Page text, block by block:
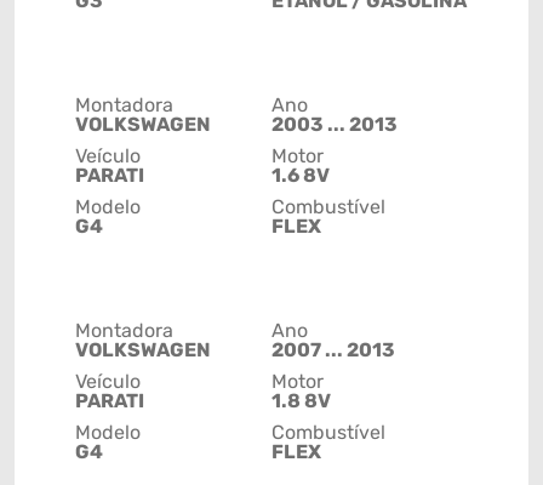
Montadora
VOLKSWAGEN
Veículo
PARATI
Modelo
G4
Ano
2003 ... 2013
Motor
1.6 8V
Combustível
FLEX
Montadora
VOLKSWAGEN
Veículo
PARATI
Modelo
G4
Ano
2007 ... 2013
Motor
1.8 8V
Combustível
FLEX